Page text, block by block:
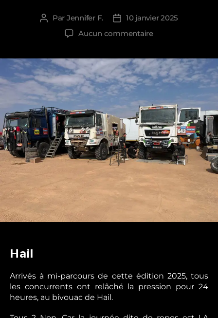
Auteur
l’article
Par Jennifer F.
Date10 janvier 2025
Aucun commentairesur
Journée
de
Hail
Arrivés à mi-parcours de cette édition 2025, tous
les concurrents ont relâché la pression pour 24
heures, au bivouac de Hail.